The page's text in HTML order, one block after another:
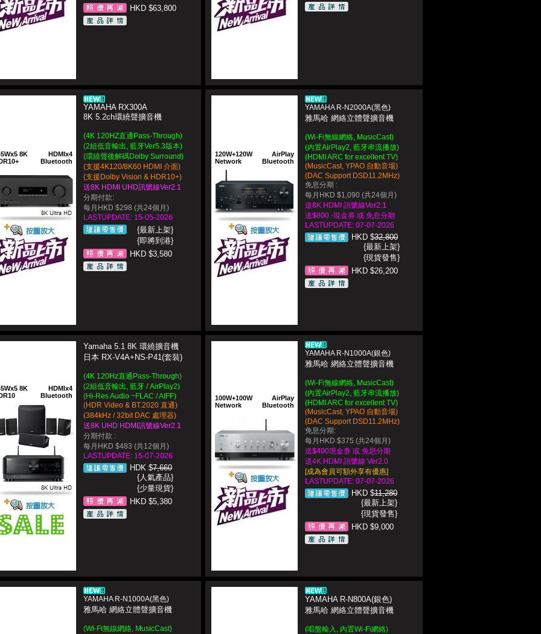
HKD $63,800
8K
HDMIx4
Bluetooth
YAMAHA RX300A
8K 5.2ch環繞聲擴音機
(4K 120HZ直通Pass-Through)
(2組低音輸出, 藍牙Ver5.3版本)
(環繞聲後解碼Dolby Surround)
(支援4K120/8K60 HDMI 介面)
(支援Dolby Vision & HDR10+)
送8K HDMI UHD訊號線Ver2.1
分期付款:
每月HKD $298 (共24個月)
LASTUPDATE: 15-05-2026
{最新上架}
{即將到港}
HKD $3,580
120W+120W
Network
AirPlay
Bluetooth
YAMAHA R-N2000A(黑色)
雅馬哈 網絡立體聲擴音機
(Wi-Fi無線網絡, MusicCast)
(內置AirPlay2, 藍牙串流播放)
(HDMI ARC for excellent TV)
(MusicCast, YPAO 自動音場)
(DAC Support DSD11.2MHz)
免息分期 :
每月HKD $1,090 (共24個月)
送8K HDMI 訊號線Ver2.1
送$800.-現金券 或 免息分期
LASTUPDATE: 07-07-2026
HKD $32,800
{最新上架}
{現貨發售}
HKD $26,200
8K
HDMIx4
Bluetooth
Yamaha 5.1 8K 環繞擴音機
日本 RX-V4A+NS-P41(套裝)
(4K 120Hz直通Pass-Through)
(2組低音輸出, 藍牙 / AirPlay2)
(Hi-Res Audio ~FLAC / AIFF)
(HDR Video & BT.2020 直通)
(384kHz / 32bit DAC 處理器)
送8K UHD HDMI訊號線Ver2.1
分期付款 :
每月HKD $483 (共12個月)
LASTUPDATE: 15-07-2026
HDK $7,660
{人氣產品}
{少量現貨}
HKD $5,380
100W+100W
Network
AirPlay
Bluetooth
YAMAHA R-N1000A(銀色)
雅馬哈 網絡立體聲擴音機
(Wi-Fi無線網絡, MusicCast)
(內置AirPlay2, 藍牙串流播放)
(HDMI ARC for excellent TV)
(MusicCast, YPAO 自動音場)
(DAC Support DSD11.2MHz)
免息分期:
每月HKD $375 (共24個月)
送$400現金券 或 免息分期
送4K HDMI 訊號線 Ver2.0
[成為會員可額外享有優惠]
LASTUPDATE: 07-07-2026
HKD $11,280
{最新上架}
{現貨發售}
HKD $9,000
YAMAHA R-N1000A(黑色)
雅馬哈 網絡立體聲擴音機
(Wi-Fi無線網絡, MusicCast)
YAMAHA R-N800A(銀色)
雅馬哈 網絡立體聲擴音機
(唱盤輸入, 內置Wi-Fi網絡)